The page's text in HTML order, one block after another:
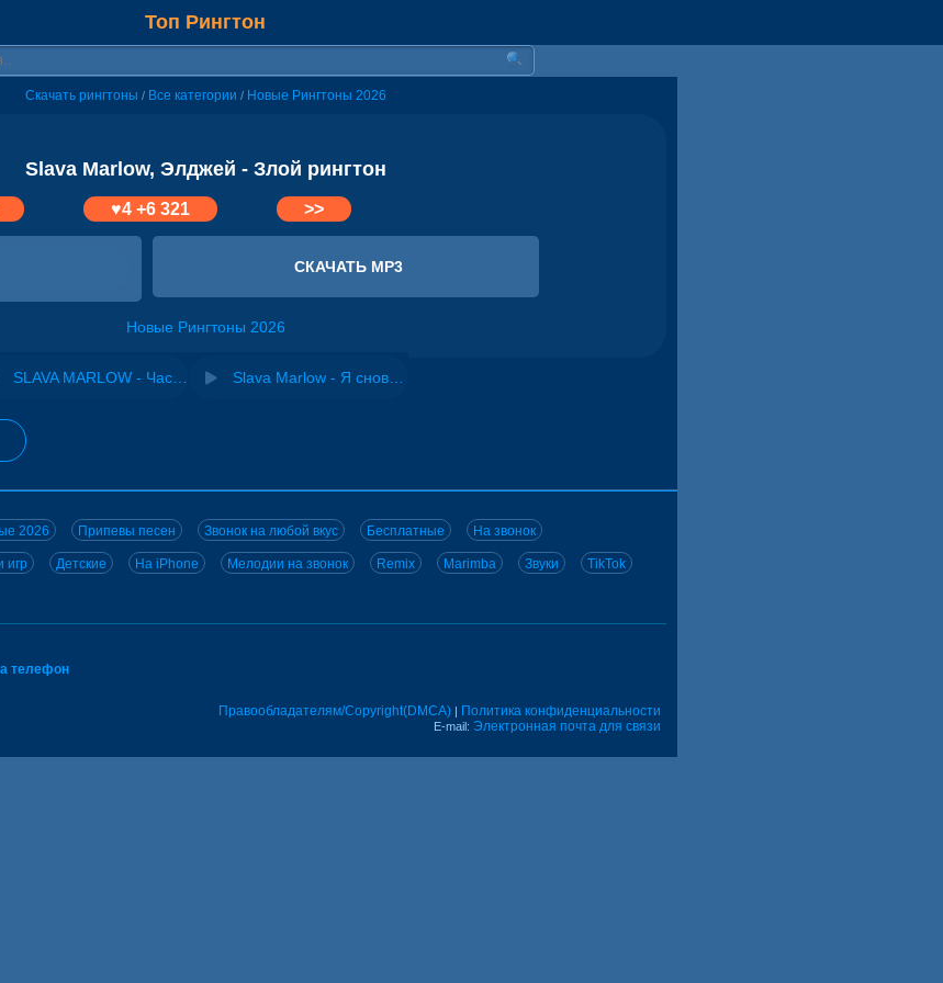
Топ Рингтон
Скачать рингтоны / Все категории / Новые Рингтоны 2026
Slava Marlow, Элджей - Злой рингтон
♥4 +6 321 >>
СКАЧАТЬ MP3
Новые Рингтоны 2026
2026 Припевы песен Звонок на любой вкус Бесплатные На звонок
игр Детские На iPhone Мелодии на звонок Remix Marimba Звуки TikTok
телефон
Правообладателям/Copyright(DMCA) | Политика конфиденциальности
E-mail: Электронная почта для связи